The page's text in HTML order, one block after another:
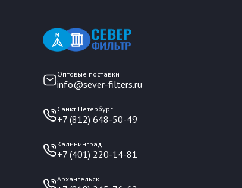
Оптовые поставки
info@sever-filters.ru
Санкт Петербург
+7 (812) 648-50-49
Калининград
+7 (401) 220-14-81
Архангельск